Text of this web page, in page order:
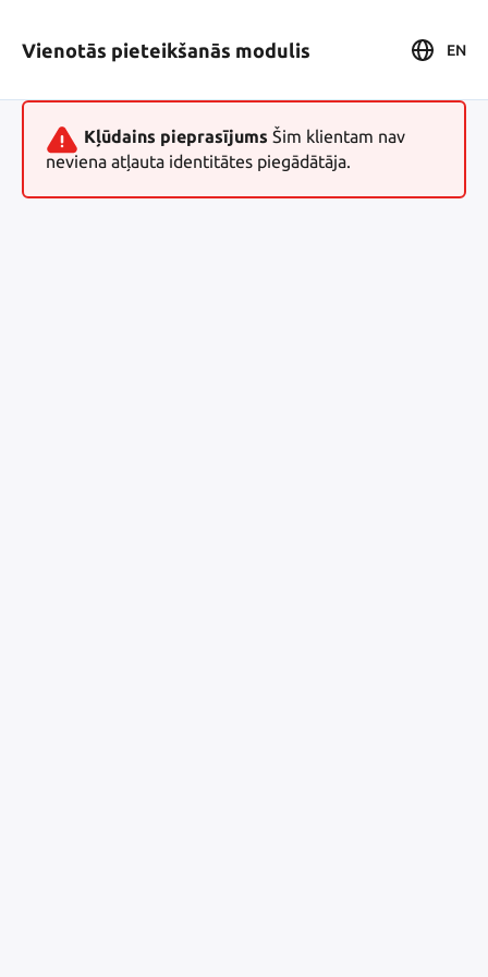
Vienotās pieteikšanās modulis EN
Kļūdains pieprasījums Šim klientam nav
neviena atļauta identitātes piegādātāja.